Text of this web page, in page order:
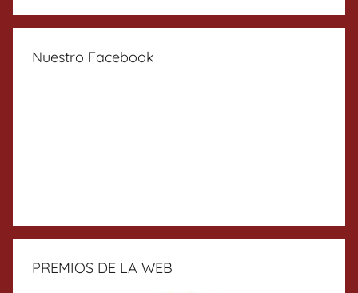
Nuestro Facebook
PREMIOS DE LA WEB